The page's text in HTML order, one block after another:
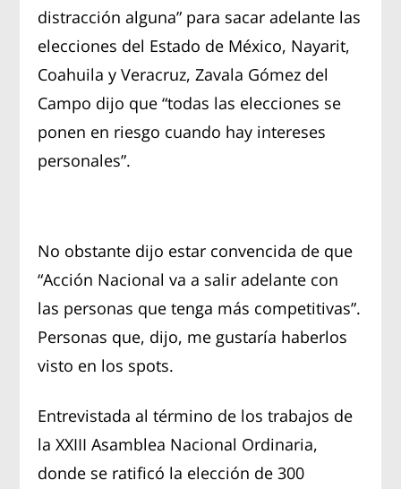
distracción alguna” para sacar adelante las
elecciones del Estado de México, Nayarit,
Coahuila y Veracruz, Zavala Gómez del
Campo dijo que “todas las elecciones se
ponen en riesgo cuando hay intereses
personales”.
No obstante dijo estar convencida de que
“Acción Nacional va a salir adelante con
las personas que tenga más competitivas”.
Personas que, dijo, me gustaría haberlos
visto en los spots.
Entrevistada al término de los trabajos de
la XXIII Asamblea Nacional Ordinaria,
donde se ratificó la elección de 300